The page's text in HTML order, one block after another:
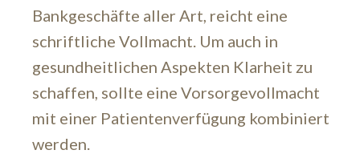
Bankgeschäfte aller Art, reicht eine
schriftliche Vollmacht. Um auch in
gesundheitlichen Aspekten Klarheit zu
schaffen, sollte eine Vorsorgevollmacht
mit einer Patientenverfügung kombiniert
werden.